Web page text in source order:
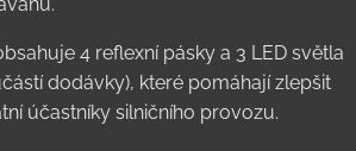
4 reflexní pásky a 3 LED světla
dodávky), které pomáhají zlepšit
účastníky silničního provozu.